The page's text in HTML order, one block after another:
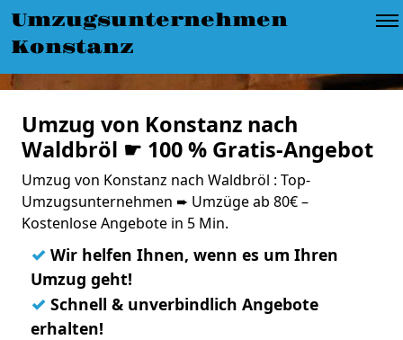
Umzugsunternehmen
Konstanz
Umzug von Konstanz nach
Waldbröl ☛ 100 % Gratis-Angebot
Umzug von Konstanz nach Waldbröl : Top-
Umzugsunternehmen ➨ Umzüge ab 80€ –
Kostenlose Angebote in 5 Min.
✓ Wir helfen Ihnen, wenn es um Ihren
Umzug geht!
✓ Schnell & unverbindlich Angebote
erhalten!